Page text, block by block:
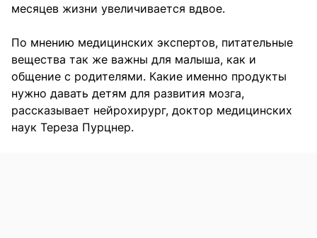
месяцев жизни увеличивается вдвое.
По мнению медицинских экспертов, питательные
вещества так же важны для малыша, как и
общение с родителями. Какие именно продукты
нужно давать детям для развития мозга,
рассказывает нейрохирург, доктор медицинских
наук Тереза Пурцнер.